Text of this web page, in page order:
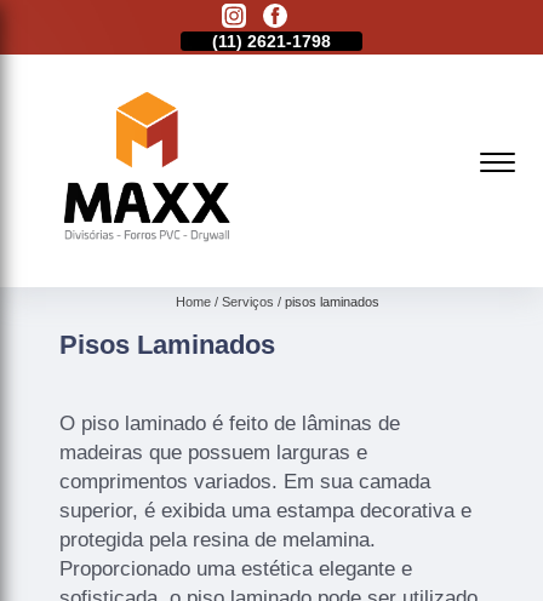
(11) 2621-1798
Home Serviços pisos laminados
Pisos Laminados
O piso laminado é feito de lâminas de
madeiras que possuem larguras e
comprimentos variados. Em sua camada
superior, é exibida uma estampa decorativa e
protegida pela resina de melamina.
Proporcionado uma estética elegante e